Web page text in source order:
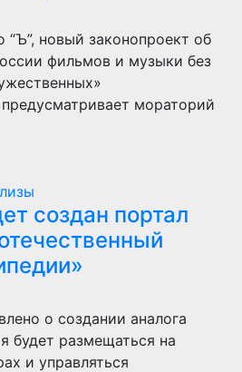
“Ъ”, новый законопроект об
фильмов и музыки без
мораторий
создан портал
о создании аналога
будет размещаться на
и управляться